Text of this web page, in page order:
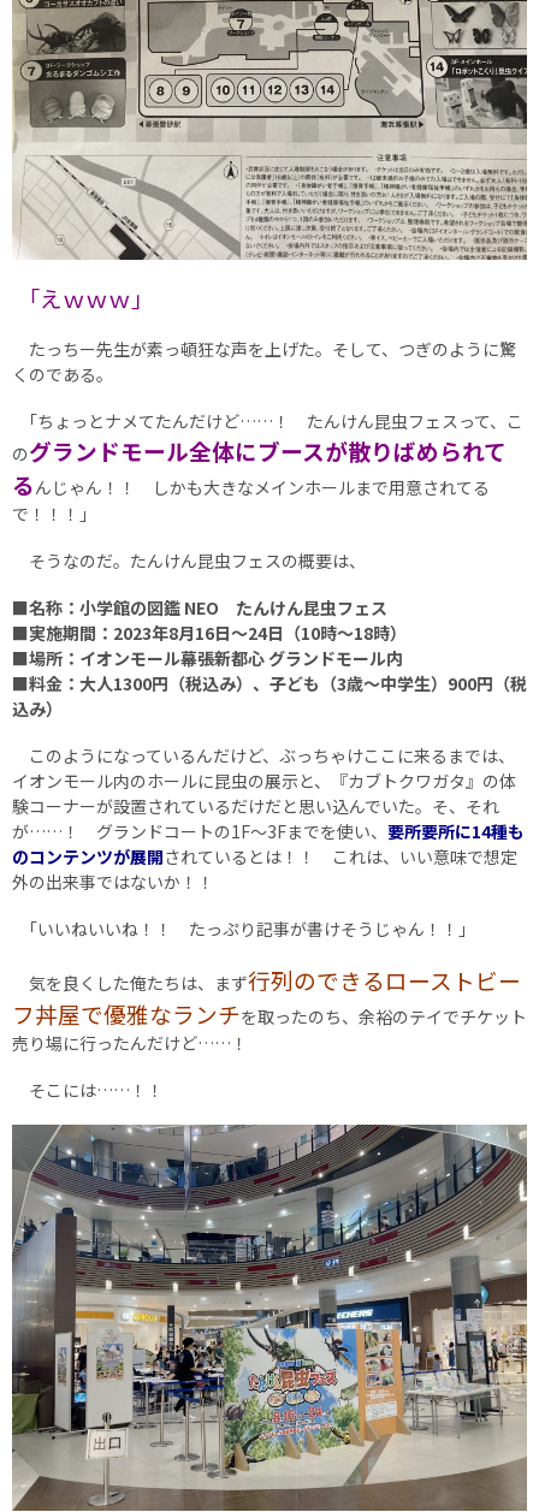
｢えｗｗｗ｣
たっちー先生が素っ頓狂な声を上げた。そして、つぎのように驚
くのである。
｢ちょっとナメてたんだけど……！ たんけん昆虫フェスって、こ
のグランドモール全体にブースが散りばめられて
るんじゃん！！ しかも大きなメインホールまで用意されてる
で！！！｣
そうなのだ。たんけん昆虫フェスの概要は、
■名称：小学館の図鑑 NEO たんけん昆虫フェス
■実施期間：2023年8月16日～24日（10時～18時）
■場所：イオンモール幕張新都心 グランドモール内
■料金：大人1300円（税込み）、子ども（3歳～中学生）900円（税
込み）
このようになっているんだけど、ぶっちゃけここに来るまでは、
イオンモール内のホールに昆虫の展示と、『カブトクワガタ』の体
験コーナーが設置されているだけだと思い込んでいた。そ、それ
が……！ グランドコートの1F～3Fまでを使い、 要所要所に14種も
のコンテンツが展開されているとは！！ これは、いい意味で想定
外の出来事ではないか！！
｢いいねいいね！！ たっぷり記事が書けそうじゃん！！｣
気を良くした俺たちは、まず行列のできるローストビー
フ丼屋で優雅なランチを取ったのち、余裕のテイでチケット
売り場に行ったんだけど……！
そこには……！！